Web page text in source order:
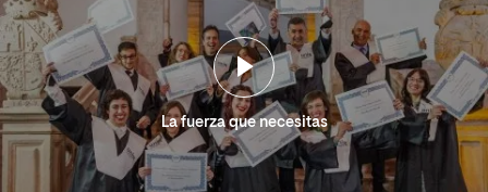
La fuerza que necesitas